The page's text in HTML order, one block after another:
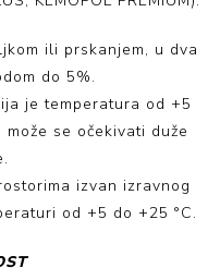
ili prskanjem, u dva
do 5%.
je temperatura od +5
se očekivati duže
izvan izravnog
od +5 do +25 °C.